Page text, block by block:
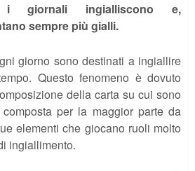
giornali ingialliscono e,
sempre più gialli.
giorno sono destinati a ingiallire
Questo fenomeno è dovuto
della carta su cui sono
per la maggior parte da
elementi che giocano ruoli molto
ingiallimento.